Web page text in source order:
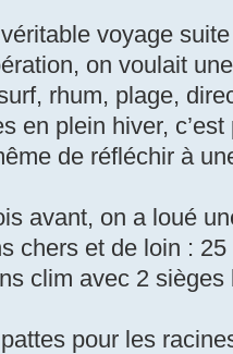
voyage
on voulait
rhum, plage,
en plein hiver,
de réfléchir à
avant, on a loué
chers et de loin :
clim avec 2
pour les